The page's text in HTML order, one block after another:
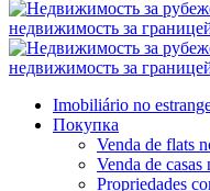
Imobiliário no
Покупка
Venda de flats
Venda de casas
Propriedades